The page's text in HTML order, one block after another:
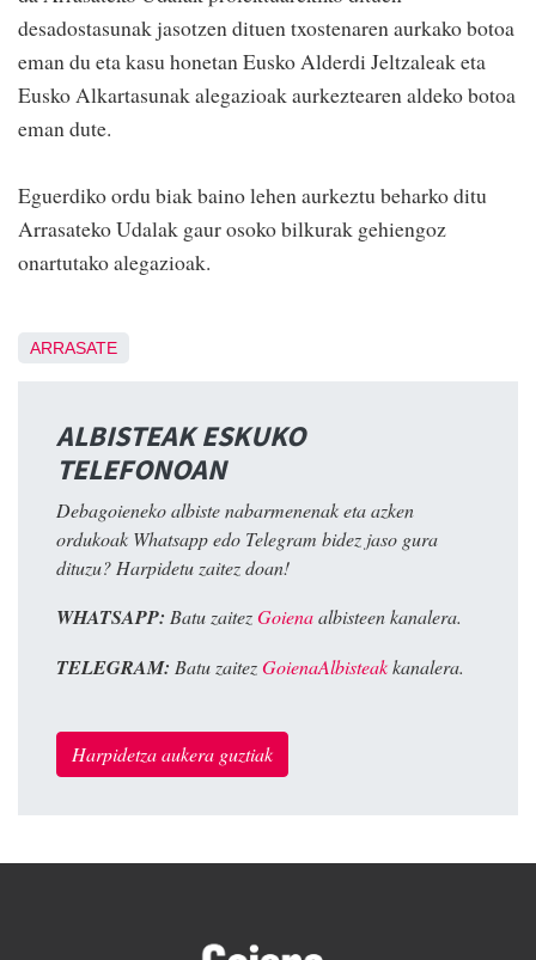
desadostasunak jasotzen dituen txostenaren aurkako botoa
eman du eta kasu honetan Eusko Alderdi Jeltzaleak eta
Eusko Alkartasunak alegazioak aurkeztearen aldeko botoa
eman dute.
Eguerdiko ordu biak baino lehen aurkeztu beharko ditu
Arrasateko Udalak gaur osoko bilkurak gehiengoz
onartutako alegazioak.
ARRASATE
ALBISTEAK ESKUKO
TELEFONOAN
Debagoieneko albiste nabarmenenak eta azken
ordukoak Whatsapp edo Telegram bidez jaso gura
dituzu? Harpidetu zaitez doan!
WHATSAPP: Batu zaitezGoienaalbisteen kanalera.
TELEGRAM: Batu zaitezGoienaAlbisteakkanalera.
Harpidetza aukera guztiak